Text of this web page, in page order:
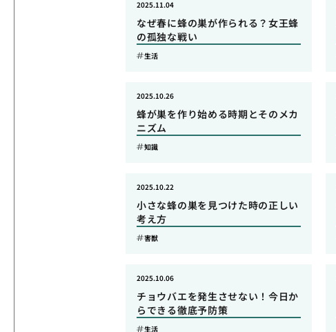
なぜ春に蜂の巣が作られる？女王蜂
の孤独な戦い
2025.11.04
生活
蜂が巣を作り始める時期とそのメカ
ニズム
2025.10.26
知識
小さな蜂の巣を見つけた時の正しい
考え方
2025.10.22
害獣
チョウバエを発生させない！今日か
らできる徹底予防策
2025.10.06
生活